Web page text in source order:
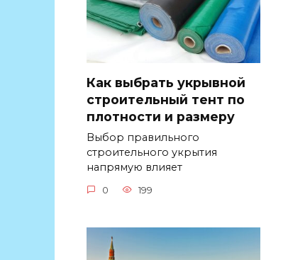
Как выбрать укрывной
строительный тент по
плотности и размеру
Выбор правильного
строительного укрытия
напрямую влияет
0 199